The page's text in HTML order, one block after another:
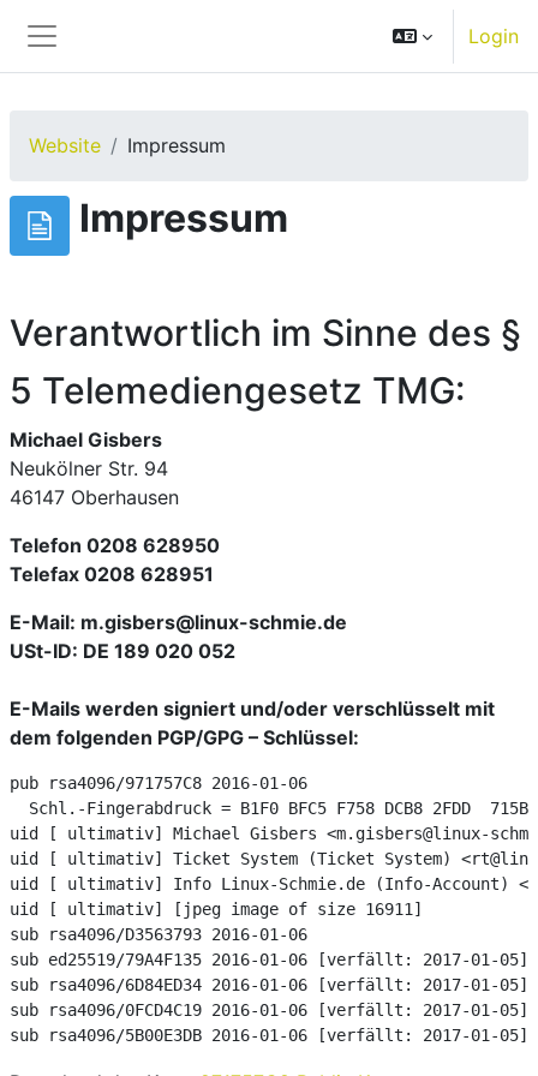
Website-Übersicht
Login
Website Impressum
Impressum
Verantwortlich im Sinne des §
5 Telemediengesetz TMG:
Michael Gisbers
Neukölner Str. 94
46147 Oberhausen
Telefon 0208 628950
Telefax 0208 628951
E-Mail: m.gisbers@linux-schmie.de
USt-ID: DE 189 020 052
E-Mails werden signiert und/oder verschlüsselt mit
dem folgenden PGP/GPG – Schlüssel:
pub rsa4096/971757C8 2016-01-06
Schl.-Fingerabdruck = B1F0 BFC5 F758 DCB8 2FDD  715B
uid [ ultimativ] Michael Gisbers <m.gisbers@linux-
uid [ ultimativ] Ticket System (Ticket System)
uid [ ultimativ] Info Linux-Schmie.de (Info-Account)
uid [ ultimativ] [jpeg image of size 16911]
sub rsa4096/D3563793 2016-01-06
sub ed25519/79A4F135 2016-01-06 [verfällt: 2017-01-05]
sub rsa4096/6D84ED34 2016-01-06 [verfällt: 2017-01-05]
sub rsa4096/0FCD4C19 2016-01-06 [verfällt: 2017-01-05]
sub rsa4096/5B00E3DB 2016-01-06 [verfällt: 2017-01-05]